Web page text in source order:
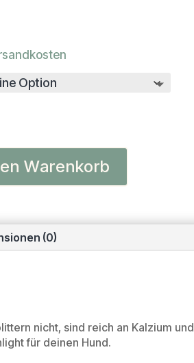
Warenkorb
(0)
nicht, sind reich an Kalzium und
für deinen Hund.